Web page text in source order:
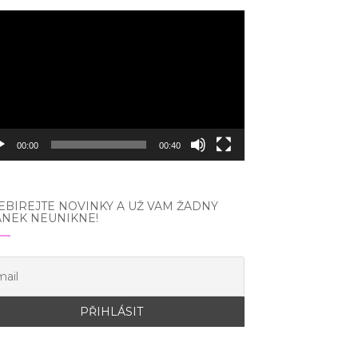
00:00 00:40
NOVINKY A UŽ VÁM ŽÁDNÝ
NEUNIKNE!